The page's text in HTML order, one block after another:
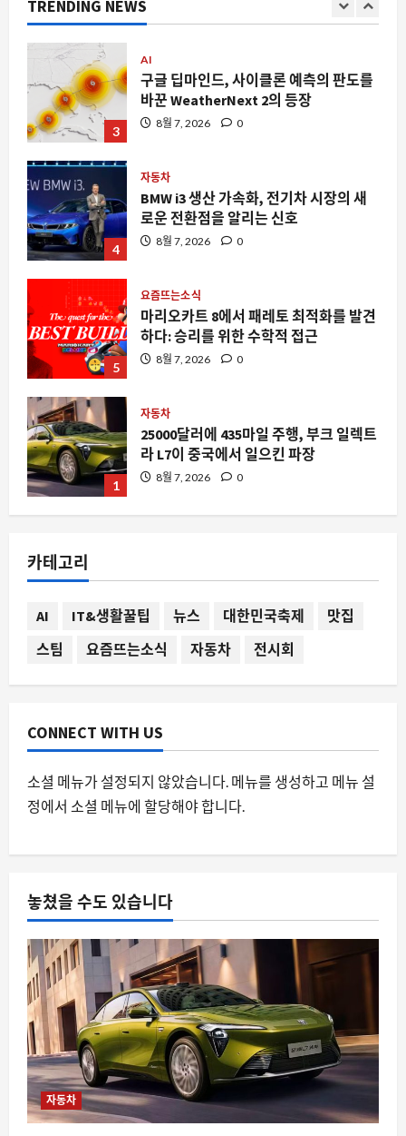
가
에
대
더
읽
어
보
기
매
김
TRENDING NEWS
2
3
AI
구글 딥마인드, 사이클론 예측의 판도를
바꾼 WeatherNext 2의 등장
8월 7, 2026 0
4
자동차
BMW i3 생산 가속화, 전기차 시장의 새
로운 전환점을 알리는 신호
8월 7, 2026 0
5
요즘뜨는소식
마리오카트 8에서 패레토 최적화를 발견
하다: 승리를 위한 수학적 접근
8월 7, 2026 0
1
자동차
25000달러에 435마일 주행, 부크 일렉트
라 L7이 중국에서 일으킨 파장
8월 7, 2026 0
AI
바꾼 WeatherNext 2의 등장
BMW i3 생산 가속화, 전기차 시장의 새
로운 전환점을 알리는 신호
마리오카트 8에서 패레토 최적화를 발견
하다: 승리를 위한 수학적 접근
8월 7, 2026
카테고리
AI IT&생활꿀팁 뉴스 대한민국축제
맛집
스팀
요즘뜨는소식 자동차 전시회
CONNECT WITH US
소셜 메뉴가 설정되지 않았습니다. 메뉴를 생성하고 메뉴 설
정에서 소셜 메뉴에 할당해야 합니다.
놓쳤을 수도 있습니다
자동차